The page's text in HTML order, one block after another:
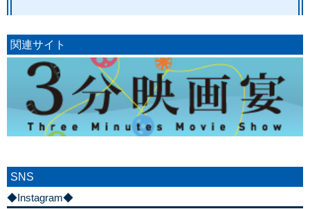
関連サイト
SNS
◆Instagram◆